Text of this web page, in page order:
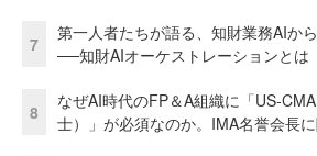
7
第一人者たちが語る、知財業務AIか
──知財AIオーケストレーションとは
8
なぜAI時代のFP＆A組織に「US-
士）」が必須なのか。IMA名誉会長に